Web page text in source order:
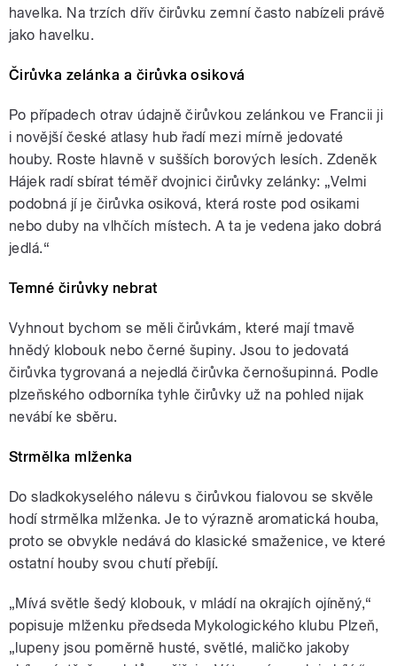
havelka. Na trzích dřív čirůvku zemní často nabízeli právě
jako havelku.
Čirůvka zelánka a čirůvka osiková
Po případech otrav údajně čirůvkou zelánkou ve Francii ji
i novější české atlasy hub řadí mezi mírně jedovaté
houby. Roste hlavně v sušších borových lesích. Zdeněk
Hájek radí sbírat téměř dvojnici čirůvky zelánky: „Velmi
podobná jí je čirůvka osiková, která roste pod osikami
nebo duby na vlhčích místech. A ta je vedena jako dobrá
jedlá.“
Temné čirůvky nebrat
Vyhnout bychom se měli čirůvkám, které mají tmavě
hnědý klobouk nebo černé šupiny. Jsou to jedovatá
čirůvka tygrovaná a nejedlá čirůvka černošupinná. Podle
plzeňského odborníka tyhle čirůvky už na pohled nijak
nevábí ke sběru.
Strmělka mlženka
Do sladkokyselého nálevu s čirůvkou fialovou se skvěle
hodí strmělka mlženka. Je to výrazně aromatická houba,
proto se obvykle nedává do klasické smaženice, ve které
ostatní houby svou chutí přebíjí.
„Mívá světle šedý klobouk, v mládí na okrajích ojíněný,“
popisuje mlženku předseda Mykologického klubu Plzeň,
„lupeny jsou poměrně husté, světlé, maličko jakoby